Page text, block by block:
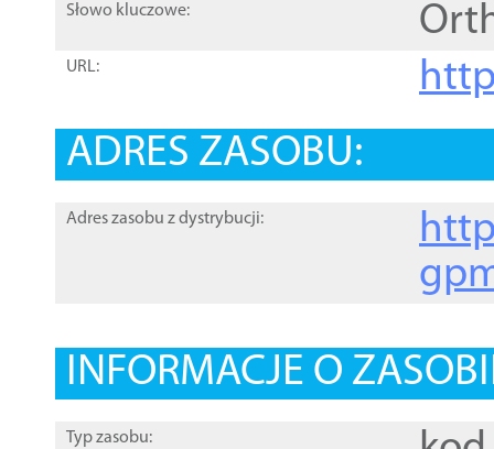
Słowo kluczowe:
URL:
ADRES ZASOBU:
Adres zasobu z dystrybucji:
INFORMACJE O
Typ zasobu: